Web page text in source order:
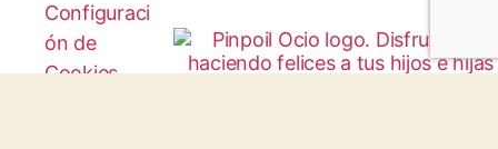
Configuraci
ón de
Cookies